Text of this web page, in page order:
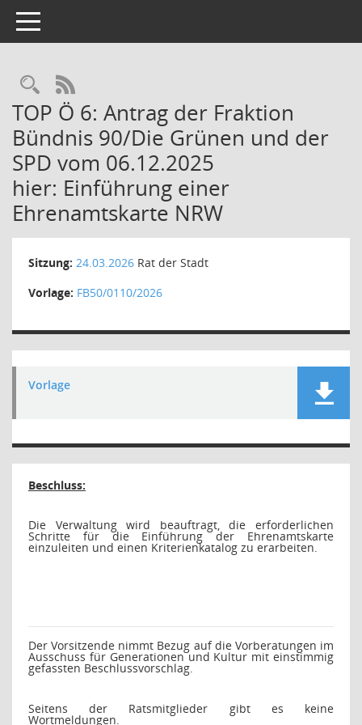
Toggle navigation
Rechercheauswahl
RSS-Feed
TOP Ö 6: Antrag der Fraktion
Bündnis 90/Die Grünen und der
SPD vom 06.12.2025
hier: Einführung einer
Ehrenamtskarte NRW
Sitzung: 24.03.2026 Rat der Stadt
Vorlage: FB50/0110/2026
Vorlage
Beschluss:
Die Verwaltung wird beauftragt, die erforderlichen
Schritte für die Einführung der Ehrenamtskarte
einzuleiten und einen Kriterienkatalog zu erarbeiten.
Der Vorsitzende nimmt Bezug auf die Vorberatungen im
Ausschuss für Generationen und Kultur mit einstimmig
gefassten Beschlussvorschlag.
Seitens der Ratsmitglieder gibt es keine
Wortmeldungen.